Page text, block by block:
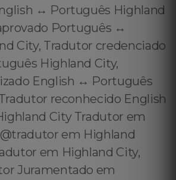
↔️ Português Highland
Português ↔️
City, Tradutor credenciado
Highland City,
English ↔️ Português
reconhecido English
City Tradutor em
em Highland
em Highland City,
Juramentado em